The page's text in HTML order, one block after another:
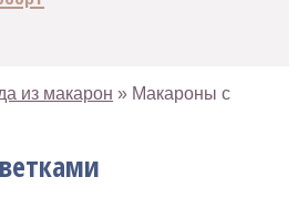
из макарон » Макароны с